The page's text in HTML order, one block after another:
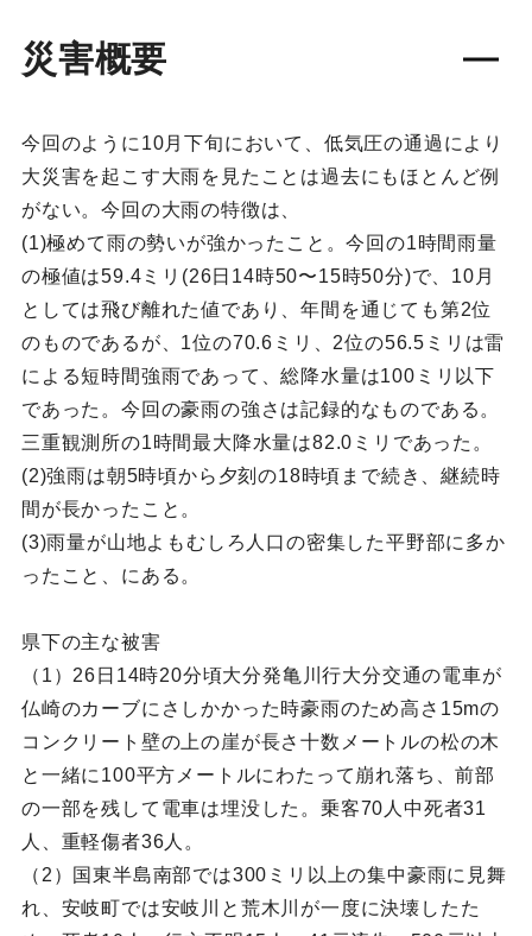
災害概要
今回のように10月下旬において、低気圧の通過により
大災害を起こす大雨を見たことは過去にもほとんど例
がない。今回の大雨の特徴は、
(1)極めて雨の勢いが強かったこと。今回の1時間雨量
の極値は59.4ミリ(26日14時50〜15時50分)で、10月
としては飛び離れた値であり、年間を通じても第2位
のものであるが、1位の70.6ミリ、2位の56.5ミリは雷
による短時間強雨であって、総降水量は100ミリ以下
であった。今回の豪雨の強さは記録的なものである。
三重観測所の1時間最大降水量は82.0ミリであった。
(2)強雨は朝5時頃から夕刻の18時頃まで続き、継続時
間が長かったこと。
(3)雨量が山地よもむしろ人口の密集した平野部に多か
ったこと、にある。
県下の主な被害
（1）26日14時20分頃大分発亀川行大分交通の電車が
仏崎のカーブにさしかかった時豪雨のため高さ15mの
コンクリート壁の上の崖が長さ十数メートルの松の木
と一緒に100平方メートルにわたって崩れ落ち、前部
の一部を残して電車は埋没した。乗客70人中死者31
人、重軽傷者36人。
（2）国東半島南部では300ミリ以上の集中豪雨に見舞
れ、安岐町では安岐川と荒木川が一度に決壊したた